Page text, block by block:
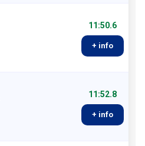
11:50.6
+ info
11:52.8
+ info